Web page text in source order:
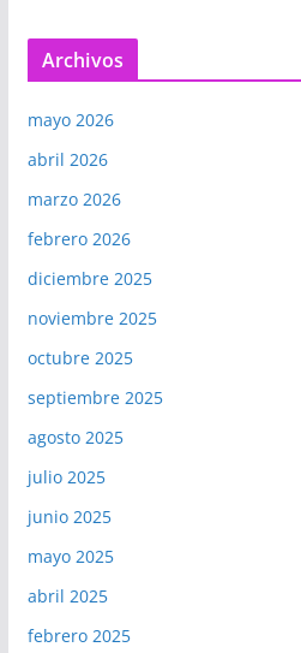
Archivos
mayo 2026
abril 2026
marzo 2026
febrero 2026
diciembre 2025
noviembre 2025
octubre 2025
septiembre 2025
agosto 2025
julio 2025
junio 2025
mayo 2025
abril 2025
febrero 2025